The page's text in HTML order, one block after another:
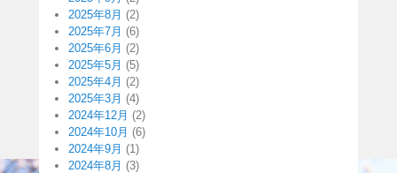
2025年8月 (2)
2025年7月 (6)
2025年6月 (2)
2025年5月 (5)
2025年4月 (2)
2025年3月 (4)
2024年12月 (2)
2024年10月 (6)
2024年9月 (1)
2024年8月 (3)